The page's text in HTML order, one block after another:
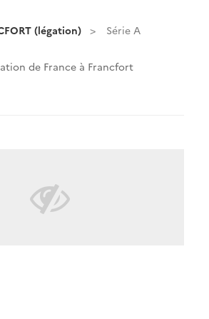
(légation) Série A
de France à Francfort